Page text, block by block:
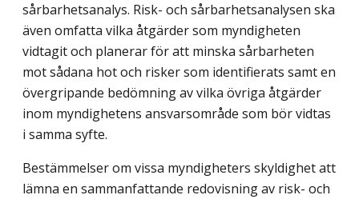
sårbarhetsanalys. Risk- och sårbarhetsanalysen ska
även omfatta vilka åtgärder som myndigheten
vidtagit och planerar för att minska sårbarheten
mot sådana hot och risker som identifierats samt en
övergripande bedömning av vilka övriga åtgärder
inom myndighetens ansvarsområde som bör vidtas
i samma syfte.
Bestämmelser om vissa myndigheters skyldighet att
lämna en sammanfattande redovisning av risk- och